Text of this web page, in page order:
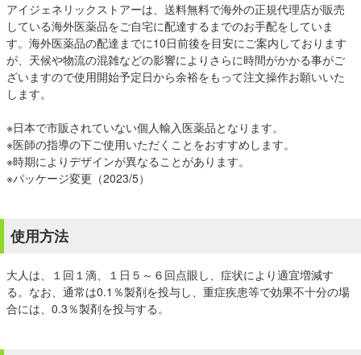
アイジェネリックストアーは、送料無料で海外の正規代理店が販売
している海外医薬品をご自宅に配達するまでのお手配をしていま
す。海外医薬品の配達までに10日前後を目安にご案内しております
が、天候や物流の混雑などの影響によりさらに時間がかかる事がご
ざいますので使用開始予定日から余裕をもって注文操作お願いいた
します。
※日本で市販されていない個人輸入医薬品となります。
※医師の指導の下ご使用いただくことをおすすめします。
※時期によりデザインが異なることがあります。
※パッケージ変更（2023/5）
使用方法
大人は、１回１滴、１日５～６回点眼し、症状により適宜増減す
る。なお、通常は0.1％製剤を投与し、重症疾患等で効果不十分の場
合には、0.3％製剤を投与する。